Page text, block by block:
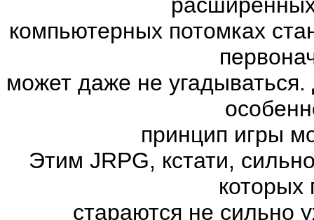
компьютерных потомках
может даже не угадываться.
принцип игры
Этим JRPG, кстати,
которых
стараются не сильно